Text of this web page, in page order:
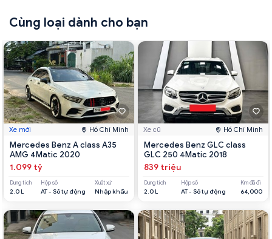
Cùng loại dành cho bạn
Xe mới Hồ Chí Minh
Mercedes Benz A class A35
AMG 4Matic 2020
1.099 tỷ
Dung tích
2.0 L
Hộp số
AT - Số tự động
Xuất xứ
Nhập khẩu
Xe cũ Hồ Chí Minh
Mercedes Benz GLC class
GLC 250 4Matic 2018
839 triệu
Dung tích
2.0 L
Hộp số
AT - Số tự động
Km đã đi
64,000